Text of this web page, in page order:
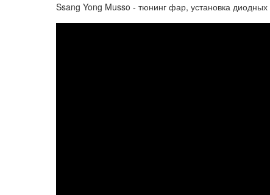
Ssang Yong Musso - тюнинг фар, установка